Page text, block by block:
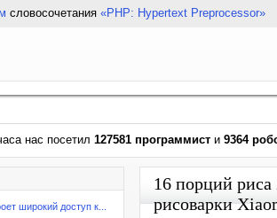
словосочетания «PHP: Hypertext Preprocessor»
нас посетил 127581 программист и 9364
широкий доступ к...
16 порций
рисоварки